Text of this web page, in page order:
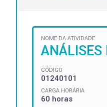
NOME DA ATIVIDADE
ANÁLISES
CÓDIGO
01240101
CARGA HORÁRIA
60 horas